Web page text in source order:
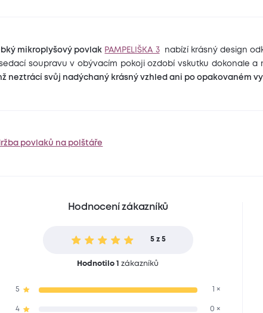
mikroplyšový povlak PAMPELIŠKA 3nabízí krásný design
soupravu v obývacím pokoji ozdobí vskutku dokonale a
neztrácí svůj nadýchaný krásný vzhled ani po opakovaném
povlaků na polštáře
Hodnocení zákazníků
5 z 5
Hodnotilo 1 zákazníků
5 1 ×
4 0 ×